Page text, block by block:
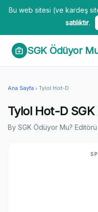
Bu web sitesi (ve kardeş
satılıktır.
medical_services SGK Ödüyor
Ana Sayfa chevron_right Tylol Hot-D
Tylol Hot-D SGK
By SGK Ödüyor Mu? Editörü